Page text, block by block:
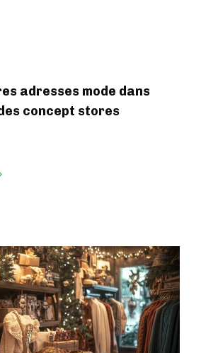
adresses mode dans
concept stores